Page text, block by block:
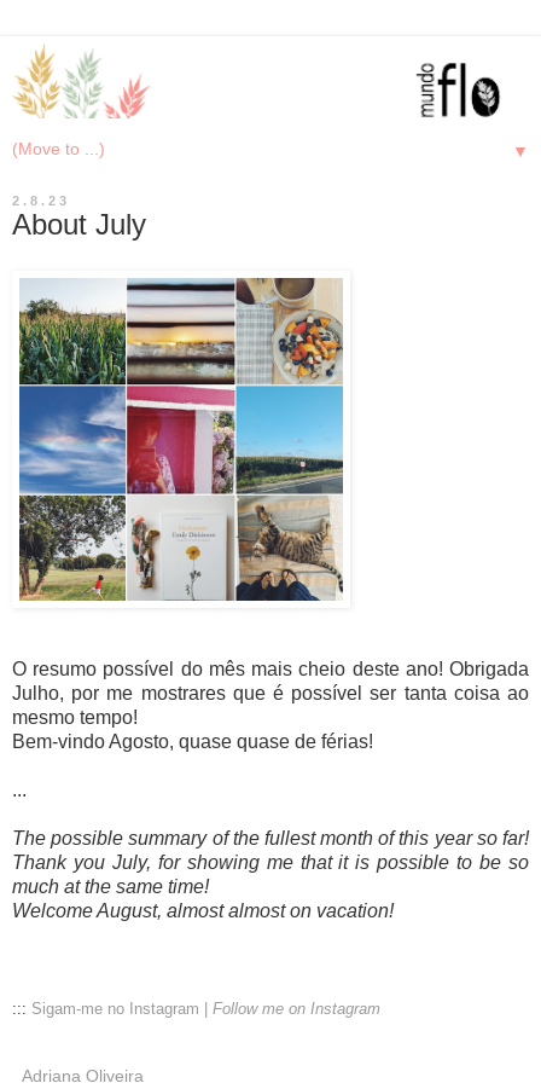
▼
2.8.23
About July
O resumo possível do mês mais cheio deste ano! Obrigada
Julho, por me mostrares que é possível ser tanta coisa ao
mesmo tempo!
Bem-vindo Agosto, quase quase de férias!
...
The possible summary of the fullest month of this year so far!
Thank you July, for showing me that it is possible to be so
much at the same time!
Welcome August, almost almost on vacation!
::: Sigam-me no Instagram | Follow me on Instagram
Adriana Oliveira